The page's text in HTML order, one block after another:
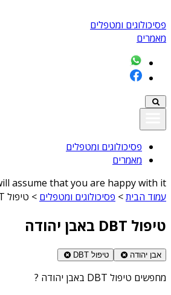
פסיכולוגים ומטפלים
מאמרים
פסיכולוגים ומטפלים
מאמרים
assume that you are happy with it
עמוד הבית> פסיכולוגים ומטפלים > טיפול DBT באבן יהודה
טיפול DBT באבן יהודה
אבן יהודה טיפול DBT
מחפשים טיפול DBT באבן יהודה ?